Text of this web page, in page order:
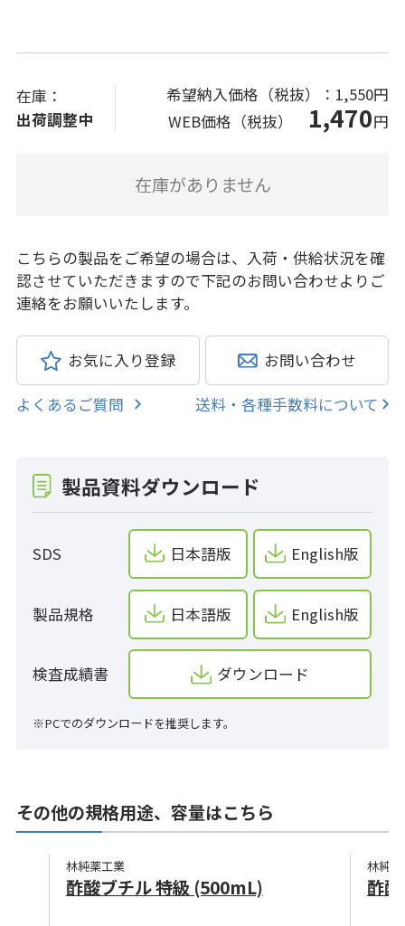
在庫：
出荷調整中
希望納入価格（税抜）： 1,550円
WEB価格（税抜） 1,470円
在庫がありません
こちらの製品をご希望の場合は、入荷・供給状況を確
認させていただきますので下記のお問い合わせよりご
連絡をお願いいたします。
お気に入り登録 お問い合わせ
よくあるご質問 送料・各種手数料について
製品資料ダウンロード
SDS 日本語版 English版
製品規格 日本語版 English版
検査成績書 ダウンロード
※PCでのダウンロードを推奨します。
その他の規格用途、容量はこちら
林純薬工業
酢酸ブチル 特級 (500mL)
林純
酢